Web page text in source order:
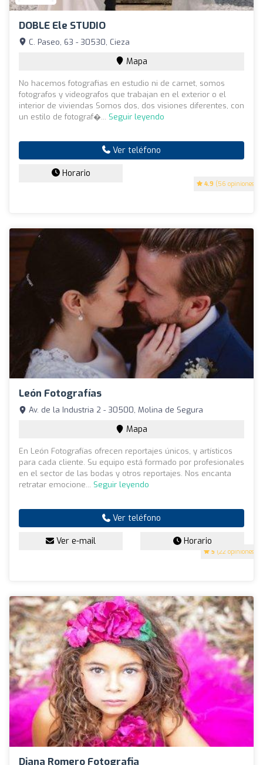
DOBLE Ele STUDIO
4.9 (56 opiniones)
C. Paseo, 63 - 30530, Cieza
Mapa
​No hacemos fotografias en estudio ni de carnet, somos
fotografos y videografos que trabajan en el exterior o el
interior de viviendas Somos dos, dos visiones diferentes, con
un estilo de fotograf�... Seguir leyendo
Ver teléfono
Horario
León Fotografías
5 (22 opiniones)
Av. de la Industria 2 - 30500, Molina de Segura
Mapa
En León Fotografías ofrecen reportajes únicos, y artísticos
para cada cliente. Su equipo está formado por profesionales
en el sector de las bodas y otros reportajes. Nos encanta
retratar emocione... Seguir leyendo
Ver teléfono
Ver e-mail Horario
Diana Romero Fotografia